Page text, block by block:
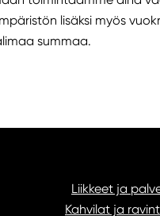
lisäksi myös
summaa.
Liikkeet ja
Kahvilat ja